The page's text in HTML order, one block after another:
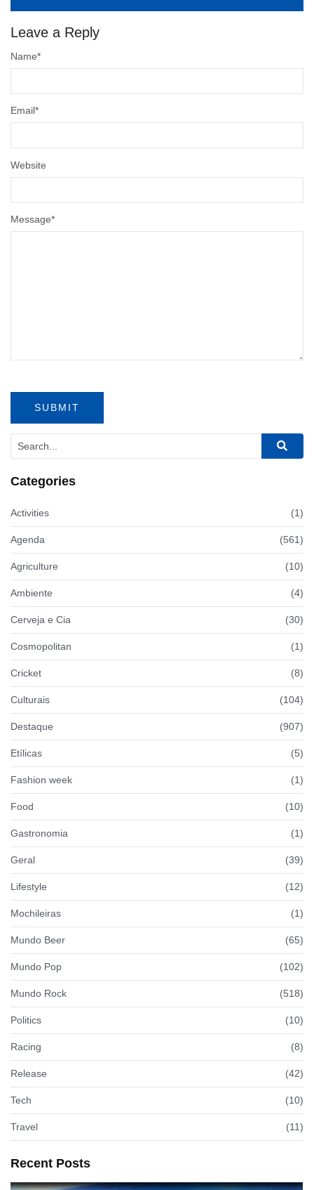
Leave a Reply
Message*
Name*
Email*
Website
Categories
Activities (1)
Agenda (561)
Agriculture (10)
Ambiente (4)
Cerveja e Cia (30)
Cosmopolitan (1)
Cricket (8)
Culturais (104)
Destaque (907)
Etílicas (5)
Fashion week (1)
Food (10)
Gastronomia (1)
Geral (39)
Lifestyle (12)
Mochileiras (1)
Mundo Beer (65)
Mundo Pop (102)
Mundo Rock (518)
Politics (10)
Racing (8)
Release (42)
Tech (10)
Travel (11)
Recent Posts